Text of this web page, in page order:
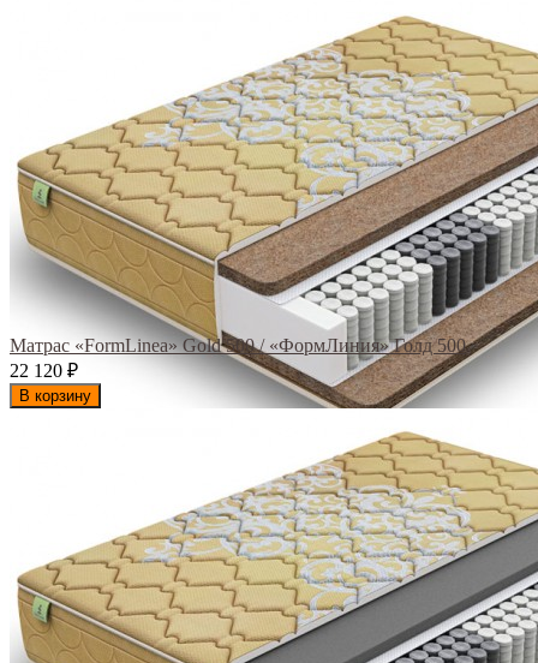
Матрас «FormLinea» Gold 500 / «ФормЛиния» Голд 500
22 120 ₽
В корзину